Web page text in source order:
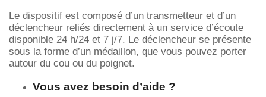
Le dispositif est composé d’un transmetteur et d’un
déclencheur reliés directement à un service d’écoute
disponible 24 h/24 et 7 j/7. Le déclencheur se présente
sous la forme d’un médaillon, que vous pouvez porter
autour du cou ou du poignet.
Vous avez besoin d’aide ?